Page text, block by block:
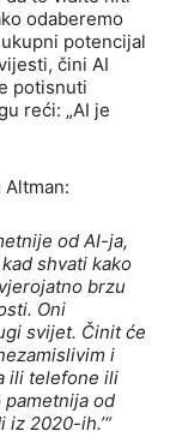
odaberemo
potencijal
čini AI
potisnuti
reći: „AI je
Altman:
od AI-ja,
shvati kako
brzu
Oni
svijet. Činit će
i
ili telefone ili
od
2020-ih.’“